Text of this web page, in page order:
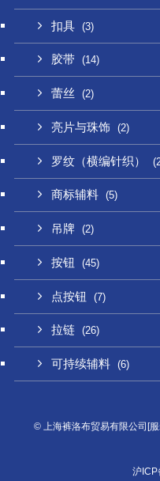
扣具 (3)
胶带 (14)
蕾丝 (2)
亮片与珠饰 (2)
罗纹（横编针织）
商标辅料 (5)
吊牌 (2)
按钮 (45)
点按钮 (7)
拉链 (26)
可持续辅料 (6)
©上海裤洛布贸易有限公司[
沪